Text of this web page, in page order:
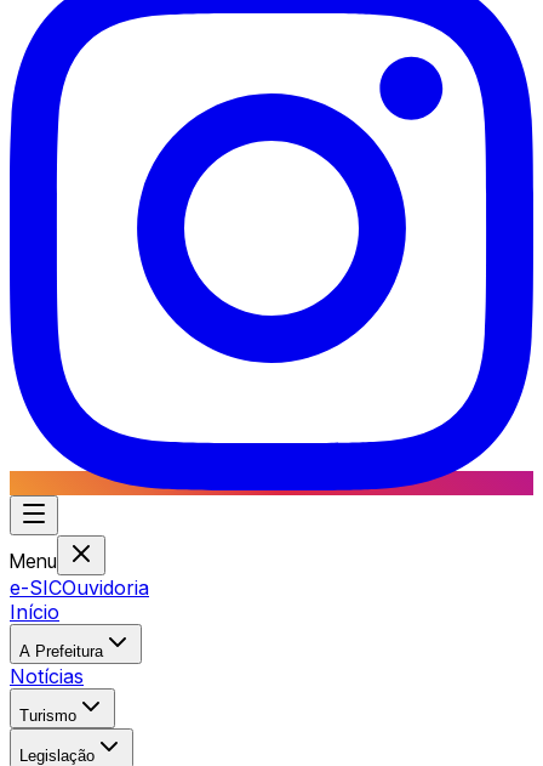
Menu
e-SICOuvidoria
Início
A Prefeitura
Notícias
Turismo
Legislação